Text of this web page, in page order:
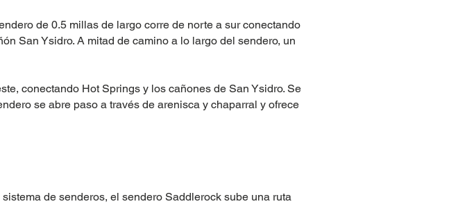
de 0.5 millas de largo corre de norte a sur conectando
San Ysidro. A mitad de camino a lo largo del sendero, un
conectando Hot Springs y los cañones de San Ysidro. Se
se abre paso a través de arenisca y chaparral y ofrece
de senderos, el sendero Saddlerock sube una ruta